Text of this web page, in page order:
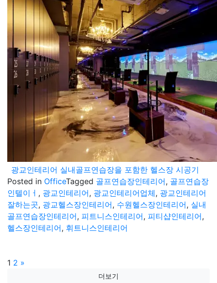
광교인테리어 실내골프연습장을 포함한 헬스장 시공기
Posted in OfficeTagged 골프연습장인테리어, 골프연습장
인텔이ㅓ , 광교인테리어, 광교인테리어업체, 광교인테리어
잘하는곳, 광교헬스장인테리어, 수원헬스장인테리어, 실내
골프연습장인테리어, 피트니스인테리어, 피티샵인테리어,
헬스장인테리어, 휘트니스인테리어
글
Page
1 Page
2 »
더보기